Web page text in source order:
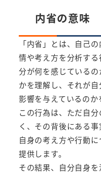
内省の意味
「内省」とは、自己
情や考え方を分析す
分が何を感じている
かを理解し、それが
影響を与えているのか
この行為は、ただ自
く、その背後にある
自身の考え方や行動
提供します。
その結果、自分自身